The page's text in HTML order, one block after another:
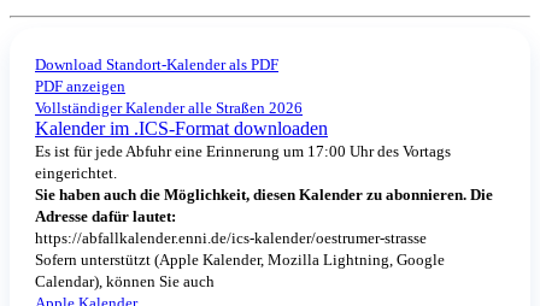
Download Standort-Kalender als PDF
PDF anzeigen
Vollständiger Kalender alle Straßen 2026
Kalender im .ICS-Format downloaden
Es ist für jede Abfuhr eine Erinnerung um 17:00 Uhr des Vortags
eingerichtet.
Sie haben auch die Möglichkeit, diesen Kalender zu abonnieren. Die
Adresse dafür lautet:
https://abfallkalender.enni.de/ics-kalender/oestrumer-strasse
Sofern unterstützt (Apple Kalender, Mozilla Lightning, Google
Calendar), können Sie auch